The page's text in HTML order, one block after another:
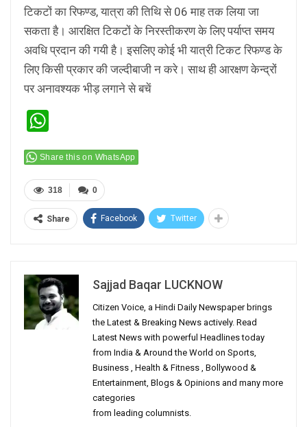
टिकटों का रिफण्ड, यात्रा की तिथि से 06 माह तक लिया जा
सकता है। आरक्षित टिकटों के निरस्तीकरण के लिए पर्याप्त समय
अवधि प्रदान की गयी है। इसलिए कोई भी यात्री टिकट रिफण्ड के
लिए किसी प्रकार की जल्दीबाजी न करे। साथ ही आरक्षण केन्द्रों
पर अनावश्यक भीड़ लगाने से बचें
Share this on WhatsApp
0
318
Share Facebook Twitter
Sajjad Baqar LUCKNOW
Citizen Voice, a Hindi Daily Newspaper brings
the Latest & Breaking News actively. Read
Latest News with powerful Headlines today
from India & Around the World on Sports,
Business , Health & Fitness , Bollywood &
Entertainment, Blogs & Opinions and many more
categories
from leading columnists.